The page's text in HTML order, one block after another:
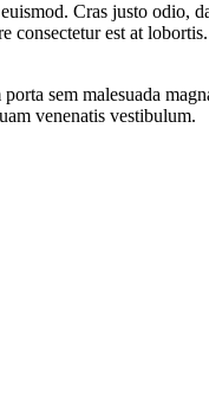
Cras justo odio,
consectetur est at
sem malesuada
venenatis vestibulum.